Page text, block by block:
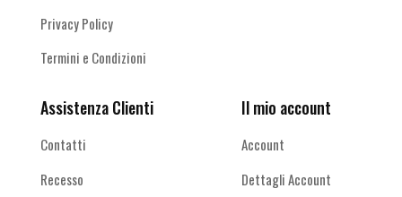
Privacy Policy
Termini e Condizioni
Assistenza Clienti
Contatti
Recesso
Il mio account
Account
Dettagli Account